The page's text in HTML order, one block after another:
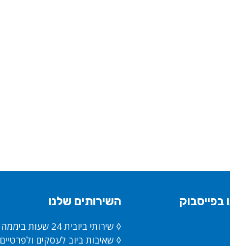
בפייסבוק השירותים שלנו
◊ שירותי ביובית 24 שעות ביממה
◊ שאיבות ביוב לעסקים ולפרטיים